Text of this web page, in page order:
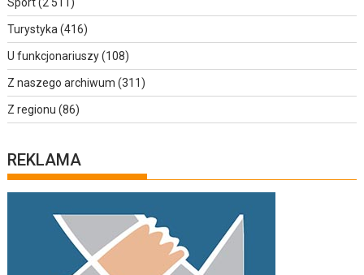
Turystyka (416)
U funkcjonariuszy(108)
Z naszego archiwum (311)
Z regionu (86)
REKLAMA